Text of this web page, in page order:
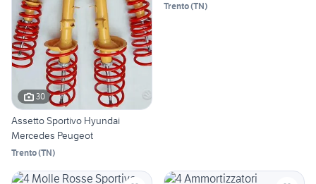
30
Assetto Sportivo Hyundai
Mercedes Peugeot
Trento(TN)
Trento(TN)